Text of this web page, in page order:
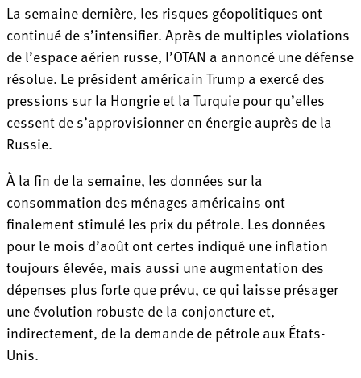
La semaine dernière, les risques géopolitiques ont
continué de s’intensifier. Après de multiples violations
de l’espace aérien russe, l’OTAN a annoncé une défense
résolue. Le président américain Trump a exercé des
pressions sur la Hongrie et la Turquie pour qu’elles
cessent de s’approvisionner en énergie auprès de la
Russie.
À la fin de la semaine, les données sur la
consommation des ménages américains ont
finalement stimulé les prix du pétrole. Les données
pour le mois d’août ont certes indiqué une inflation
toujours élevée, mais aussi une augmentation des
dépenses plus forte que prévu, ce qui laisse présager
une évolution robuste de la conjoncture et,
indirectement, de la demande de pétrole aux États-
Unis.